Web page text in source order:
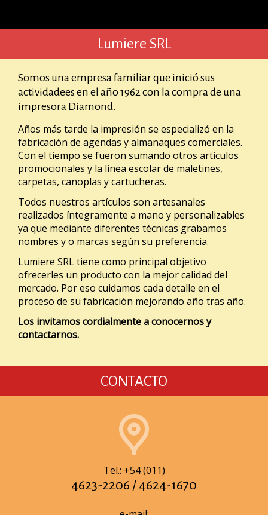
Lumiere SRL
Somos una empresa familiar que inició sus
actividadees en el año 1962 con la compra de una
impresora Diamond.
Años más tarde la impresión se especializó en la
fabricación de agendas y almanaques comerciales.
Con el tiempo se fueron sumando otros artículos
promocionales y la línea escolar de maletines,
carpetas, canoplas y cartucheras.
Todos nuestros artículos son artesanales
realizados íntegramente a mano y personalizables
ya que mediante diferentes técnicas grabamos
nombres y o marcas según su preferencia.
Lumiere SRL tiene como principal objetivo
ofrecerles un producto con la mejor calidad del
mercado. Por eso cuidamos cada detalle en el
proceso de su fabricación mejorando año tras año.
Los invitamos cordialmente a conocernos y
contactarnos.
CONTACTO
Tel.: +54 (011)
4623-2206 / 4624-1670